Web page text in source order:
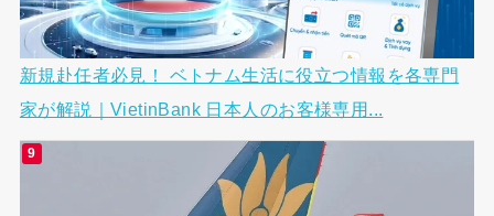
新規赴任者必見！ ベトナム生活に役立つ情報を各専門
家が解説｜VietinBank 日本人のお客様専用...